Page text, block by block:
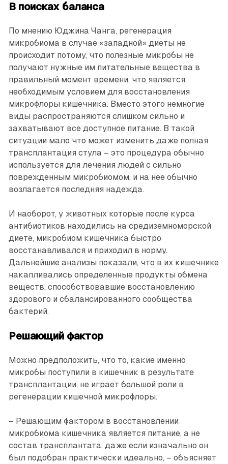
В поисках баланса
По мнению Юджина Чанга, регенерация
микробиома в случае «западной» диеты не
происходит потому, что полезные микробы не
получают нужные им питательные вещества в
правильный момент времени, что является
необходимым условием для восстановления
микрофлоры кишечника. Вместо этого немногие
виды распространяются слишком сильно и
захватывают все доступное питание. В такой
ситуации мало что может изменить даже полная
трансплантация стула – это процедура обычно
используется для лечения людей с сильно
поврежденным микробиомом, и на нее обычно
возлагается последняя надежда.
И наоборот, у животных которые после курса
антибиотиков находились на средиземноморской
диете, микробиом кишечника быстро
восстанавливался и приходил в норму.
Дальнейшие анализы показали, что в их кишечнике
накапливались определенные продукты обмена
веществ, способствовавшие восстановлению
здорового и сбалансированного сообщества
бактерий.
Решающий фактор
Можно предположить, что то, какие именно
микробы поступили в кишечник в результате
трансплантации, не играет большой роли в
регенерации кишечной микрофлоры.
– Решающим фактором в восстановлении
микробиома кишечника является питание, а не
состав трансплантата, даже если изначально он
был подобран практически идеально, – объясняет